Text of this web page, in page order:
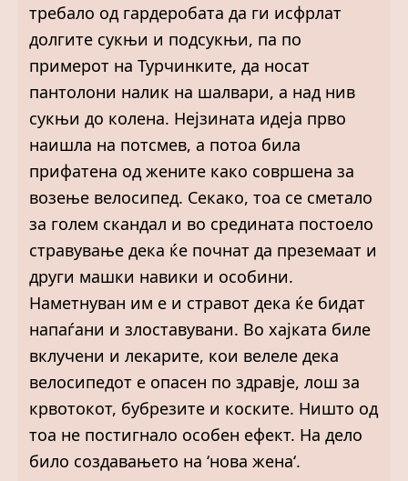
требало од гардеробата да ги исфрлат
долгите сукњи и подсукњи, па по
примерот на Турчинките, да носат
пантолони налик на шалвари, а над нив
сукњи до колена. Нејзината идеја прво
наишла на потсмев, а потоа била
прифатена од жените како совршена за
возење велосипед. Секако, тоа се сметало
за голем скандал и во средината постоело
стравување дека ќе почнат да преземаат и
други машки навики и особини.
Наметнуван им е и стравот дека ќе бидат
напаѓани и злоставувани. Во хајката биле
вклучени и лекарите, кои велеле дека
велосипедот е опасен по здравје, лош за
крвотокот, бубрезите и коските. Ништо од
тоа не постигнало особен ефект. На дело
било создавањето на ‘нова жена‘.